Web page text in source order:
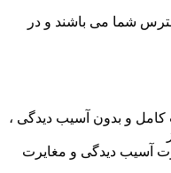
شما می باشند و در
و بدون آسیب دیدگی ،
آسیب دیدگی و مغایرت